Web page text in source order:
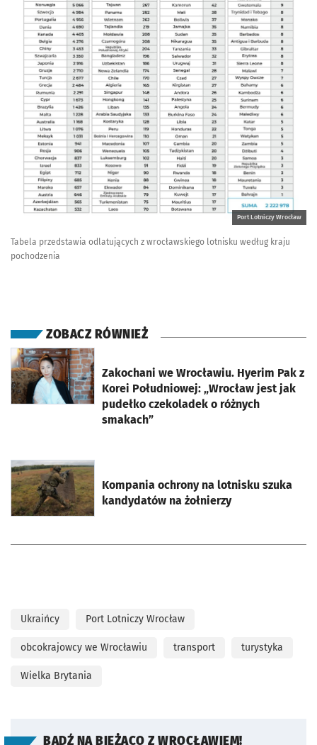
Port Lotniczy Wrocław
Tabela przedstawia odlatujących z wrocławskiego lotnisku według kraju
pochodzenia
ZOBACZ RÓWNIEŻ
Zakochani we Wrocławiu. Hyerim Pak z
Korei Południowej: „Wrocław jest jak
pudełko czekoladek o różnych
smakach”
otworzy się w nowej karcie
Kompania ochrony na lotnisku szuka
kandydatów na żołnierzy
otworzy się w nowej karcie
Ukraińcy Port Lotniczy Wrocław
obcokrajowcy we Wrocławiu transport turystyka
Wielka Brytania
BĄDŹ NA BIEŻĄCO Z WROCŁAWIEM!